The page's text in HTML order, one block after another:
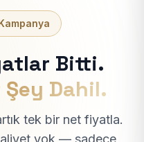
Bitti.
Dahil.
tek bir net fiyatla.
yok — sadece